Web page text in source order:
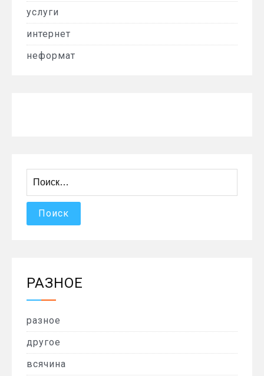
услуги
интернет
неформат
РАЗНОЕ
разное
другое
всячина